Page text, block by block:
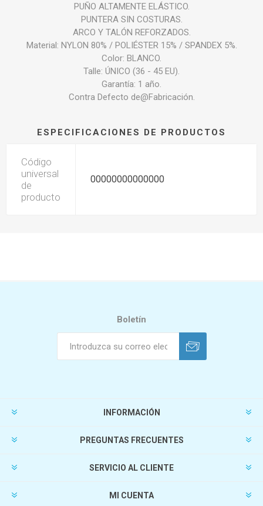
PUÑO ALTAMENTE ELÁSTICO.
PUNTERA SIN COSTURAS.
ARCO Y TALÓN REFORZADOS.
Material: NYLON 80% / POLIÉSTER 15% / SPANDEX 5%.
Color: BLANCO.
Talle: ÚNICO (36 - 45 EU).
Garantía: 1 año.
Contra Defecto de@Fabricación.
ESPECIFICACIONES DE PRODUCTOS
Código
universal
de
producto
00000000000000
Boletín
INFORMACIÓN
PREGUNTAS FRECUENTES
SERVICIO AL CLIENTE
MI CUENTA